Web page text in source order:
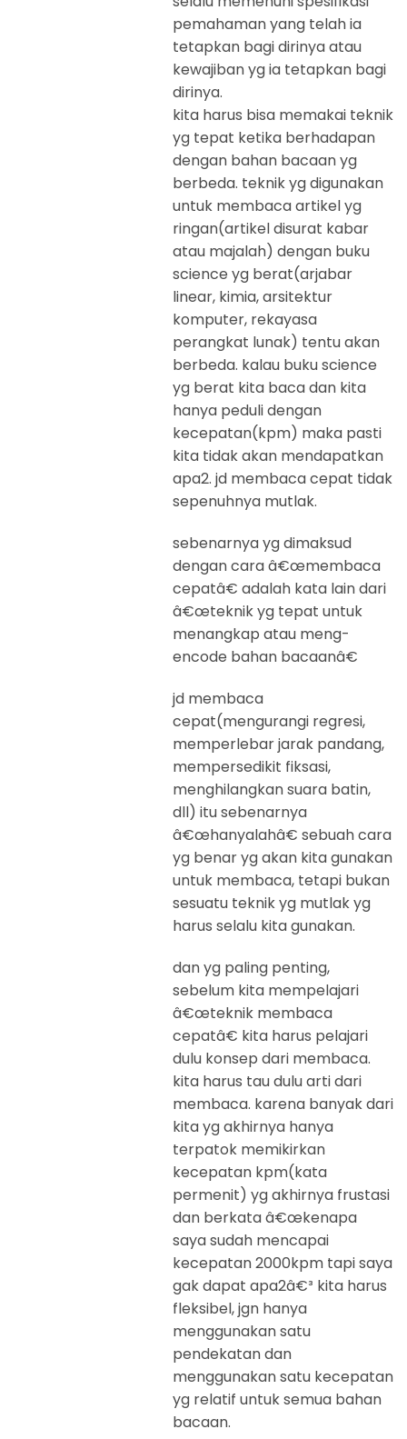
pemahaman yang telah ia
tetapkan bagi dirinya atau
kewajiban yg ia tetapkan bagi
dirinya.
kita harus bisa memakai teknik
yg tepat ketika berhadapan
dengan bahan bacaan yg
berbeda. teknik yg digunakan
untuk membaca artikel yg
ringan(artikel disurat kabar
atau majalah) dengan buku
science yg berat(arjabar
linear, kimia, arsitektur
komputer, rekayasa
perangkat lunak) tentu akan
berbeda. kalau buku science
yg berat kita baca dan kita
hanya peduli dengan
kecepatan(kpm) maka pasti
kita tidak akan mendapatkan
apa2. jd membaca cepat tidak
sepenuhnya mutlak.
sebenarnya yg dimaksud
dengan cara â€œmembaca
cepatâ€ adalah kata lain dari
â€œteknik yg tepat untuk
menangkap atau meng-
encode bahan bacaanâ€
jd membaca
cepat(mengurangi regresi,
memperlebar jarak pandang,
mempersedikit fiksasi,
menghilangkan suara batin,
dll) itu sebenarnya
â€œhanyalahâ€ sebuah cara
yg benar yg akan kita gunakan
untuk membaca, tetapi bukan
sesuatu teknik yg mutlak yg
harus selalu kita gunakan.
dan yg paling penting,
sebelum kita mempelajari
â€œteknik membaca
cepatâ€ kita harus pelajari
dulu konsep dari membaca.
kita harus tau dulu arti dari
membaca. karena banyak dari
kita yg akhirnya hanya
terpatok memikirkan
kecepatan kpm(kata
permenit) yg akhirnya frustasi
dan berkata â€œkenapa
saya sudah mencapai
kecepatan 2000kpm tapi saya
gak dapat apa2â€³ kita harus
fleksibel, jgn hanya
menggunakan satu
pendekatan dan
menggunakan satu kecepatan
yg relatif untuk semua bahan
bacaan.